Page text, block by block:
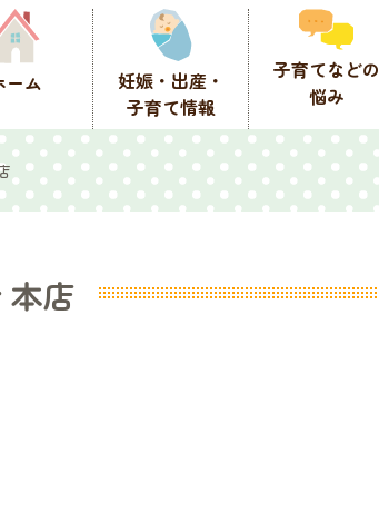
ーム
妊娠・出産・
子育て情報
子育てなどの
悩み
本店